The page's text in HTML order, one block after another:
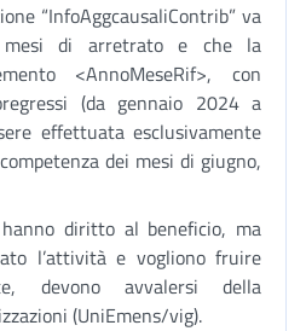
“InfoAggcausaliContrib” va
di arretrato e che la
<AnnoMeseRif>, con
(da gennaio 2024 a
effettuata esclusivamente
dei mesi di giugno,
diritto al beneficio, ma
l’attività e vogliono fruire
devono avvalersi della
(UniEmens/vig).